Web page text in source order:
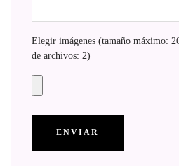
Elegir imágenes (tamaño máximo:
de archivos: 2)